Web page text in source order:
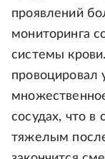
проявлений
мониторинга
системы
провоцировал
сосудах, что в
тяжелым